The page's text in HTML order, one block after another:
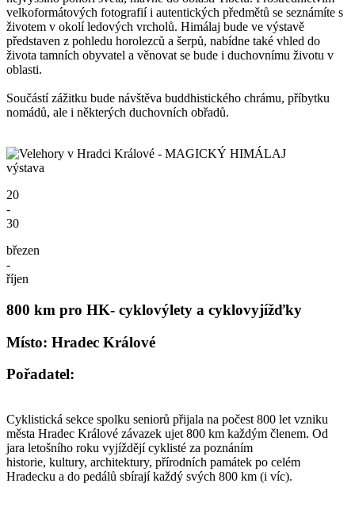
velkoformátových fotografií i autentických předmětů se seznámíte s
životem v okolí ledových vrcholů. Himálaj bude ve výstavě
představen z pohledu horolezců a šerpů, nabídne také vhled do
života tamních obyvatel a věnovat se bude i duchovnímu životu v
oblasti.
Součástí zážitku bude návštěva buddhistického chrámu, příbytku
nomádů, ale i některých duchovních obřadů.
výstava
20
-
30
březen
-
říjen
800 km pro HK- cyklovýlety a cyklovyjížďky
Místo: Hradec Králové
Pořadatel:
Cyklistická sekce spolku seniorů přijala na počest 800 let vzniku
města Hradec Králové závazek ujet 800 km každým členem. Od
jara letošního roku vyjíždějí cyklisté za poznáním
historie, kultury, architektury, přírodních památek po celém
Hradecku a do pedálů sbírají každý svých 800 km (i víc).